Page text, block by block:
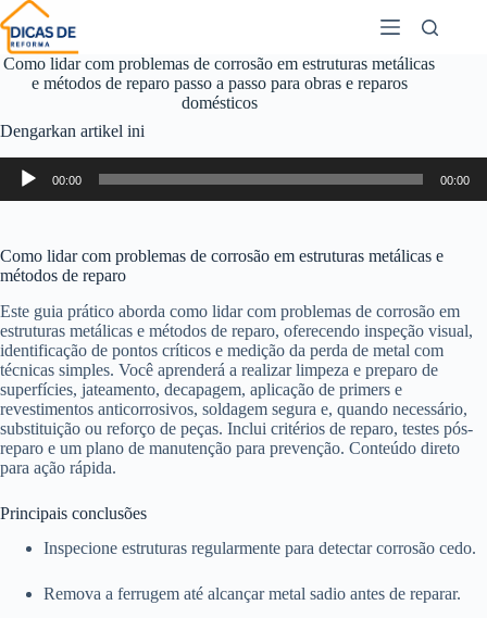
Como lidar com problemas de corrosão em estruturas metálicas
e métodos de reparo passo a passo para obras e reparos
domésticos
Dengarkan artikel ini
Pemutar
Audio
00:00 00:00
Como lidar com problemas de corrosão em estruturas metálicas e
métodos de reparo
Este guia prático aborda como lidar com problemas de corrosão em
estruturas metálicas e métodos de reparo, oferecendo inspeção visual,
identificação de pontos críticos e medição da perda de metal com
técnicas simples. Você aprenderá a realizar limpeza e preparo de
superfícies, jateamento, decapagem, aplicação de primers e
revestimentos anticorrosivos, soldagem segura e, quando necessário,
substituição ou reforço de peças. Inclui critérios de reparo, testes pós-
reparo e um plano de manutenção para prevenção. Conteúdo direto
para ação rápida.
Principais conclusões
Inspecione estruturas regularmente para detectar corrosão cedo.
Remova a ferrugem até alcançar metal sadio antes de reparar.